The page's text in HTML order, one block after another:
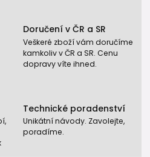
Doručení v ČR a SR
Veškeré zboží vám doručíme
kamkoliv v ČR a SR. Cenu
dopravy víte ihned.
Technické poradenství
Unikátní návody. Zavolejte,
poradíme.